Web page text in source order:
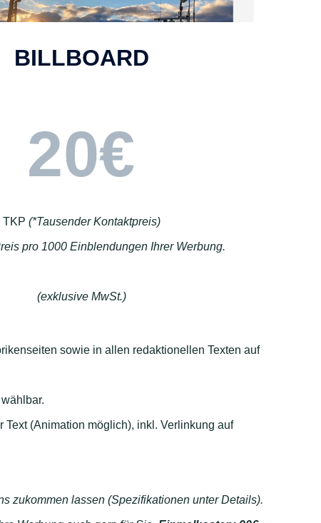
BILLBOARD
20€
TKP (*Tausender Kontaktpreis)
pro 1000 Einblendungen Ihrer Werbung.
(exklusive MwSt.)
sowie in allen redaktionellen Texten auf
Text (Animation möglich), inkl. Verlinkung auf
zukommen lassen (Spezifikationen unter Details).